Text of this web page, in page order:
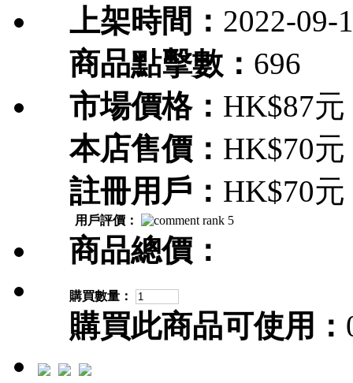
上架時間： 2022-09-
商品點擊數： 696
市場價格： HK$87元
本店售價： HK$70元
註冊用戶： HK$70元
用戶評價：
商品總價：
購買數量：
購買此商品可使用：